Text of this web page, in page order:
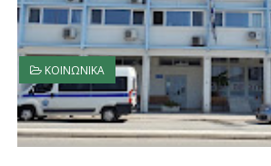
ΚΟΙΝΩΝΙΚΑ